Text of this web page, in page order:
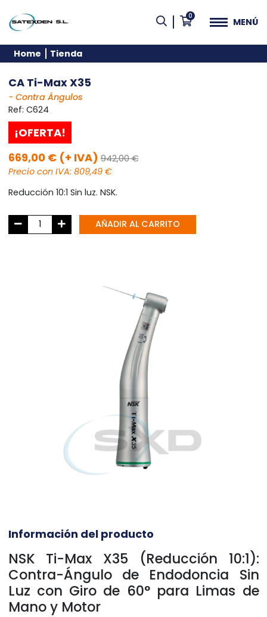
0
MENÚ
Home Tienda
CA Ti-Max X35
- Contra Ángulos
Ref: C624
¡OFERTA!
669,00 € (+ IVA)942,00 €
Precio con IVA: 809,49 €
Reducción 10:1 Sin luz. NSK.
AÑADIR AL CARRITO
Información del producto
NSK Ti-Max X35 (Reducción 10:1):
Contra-Ángulo de Endodoncia Sin
Luz con Giro de 60° para Limas de
Mano y Motor